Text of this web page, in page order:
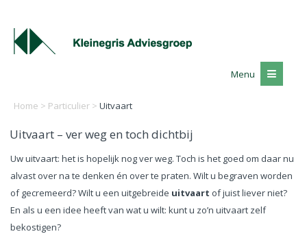
Menu
Home > Particulier > Uitvaart
Uitvaart – ver weg en toch dichtbij
Uw uitvaart: het is hopelijk nog ver weg. Toch is het goed om daar nu
alvast over na te denken én over te praten. Wilt u begraven worden
of gecremeerd? Wilt u een uitgebreide uitvaart of juist liever niet?
En als u een idee heeft van wat u wilt: kunt u zo’n uitvaart zelf
bekostigen?